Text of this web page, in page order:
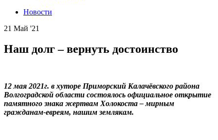
Новости
21 Май '21
Наш долг – вернуть достоинство
12 мая 2021г. в хуторе Приморский Калачёвского района
Волгоградской области состоялось официальное открытие
памятного знака жертвам Холокоста – мирным
гражданам-евреям, нашим землякам.